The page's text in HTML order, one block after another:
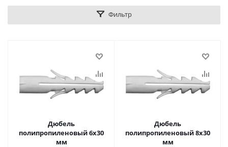
Фильтр
Дюбель
полипропиленовый 6х30
мм
Дюбель
полипропиленовый 8х30
мм